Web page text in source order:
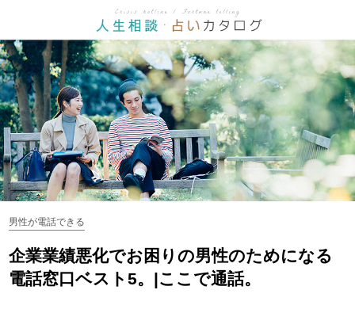
男性が電話できる
企業業績悪化でお困りの男性のためになる
電話窓口ベスト5。|ここで通話。